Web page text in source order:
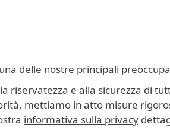
delle nostre principali
riservatezza e alla sicurezza di
mettiamo in atto misure
informativa sulla privacy